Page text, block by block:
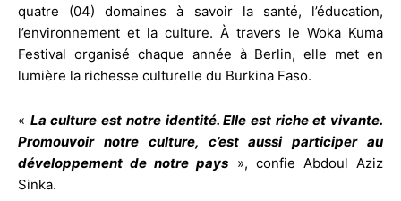
quatre (04) domaines à savoir la santé, l’éducation,
l’environnement et la culture. À travers le Woka Kuma
Festival organisé chaque année à Berlin, elle met en
lumière la richesse culturelle du Burkina Faso.
« La culture est notre identité. Elle est riche et vivante.
Promouvoir notre culture, c’est aussi participer au
développement de notre pays », confie Abdoul Aziz
Sinka.